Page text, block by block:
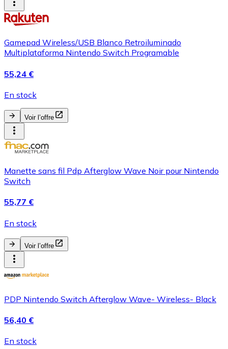
Gamepad Wireless/USB Blanco Retroiluminado
Multiplataforma Nintendo Switch Programable
55,24 €
En stock
Voir l’offre
Manette sans fil Pdp Afterglow Wave Noir pour Nintendo
Switch
55,77 €
En stock
Voir l’offre
PDP Nintendo Switch Afterglow Wave- Wireless- Black
56,40 €
En stock